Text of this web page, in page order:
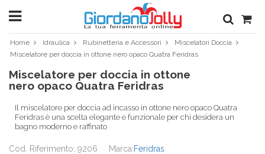
Home Idraulica Rubinetteria e Accessori
Miscelatori Doccia
Miscelatore per doccia in ottone nero opaco Quatra Feridras
Miscelatore per doccia in ottone
nero opaco Quatra Feridras
Il miscelatore per doccia ad incasso in ottone nero opaco Quatra
Feridras è una scelta elegante e funzionale per chi desidera un
bagno moderno e raffinato
Cod. Riferimento: 9206 Marca:Feridras